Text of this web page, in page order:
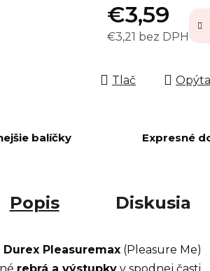
€3,59
€3,21 bez DPH
Tlač
balíčky Expresné
Popis Diskusia
Pleasuremax (Pleasure Me)
rebrá a výstupky v spodnej časti